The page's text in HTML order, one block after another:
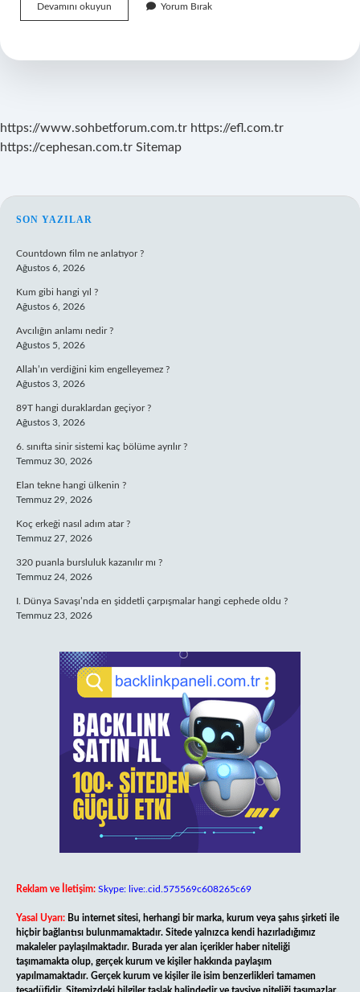
Devamını okuyun
Duvara
Çıta
Yorum Bırak
https://www.sohbetforum.com.tr https://efl.com.tr
https://cephesan.com.tr Sitemap
SIDEBAR
SON YAZILAR
Countdown film ne anlatıyor ?
Ağustos 6, 2026
Kum gibi hangi yıl ?
Ağustos 6, 2026
Avcılığın anlamı nedir ?
Ağustos 5, 2026
Allah’ın verdiğini kim engelleyemez ?
Ağustos 3, 2026
89T hangi duraklardan geçiyor ?
Ağustos 3, 2026
6. sınıfta sinir sistemi kaç bölüme ayrılır ?
Temmuz 30, 2026
Elan tekne hangi ülkenin ?
Temmuz 29, 2026
Koç erkeği nasıl adım atar ?
Temmuz 27, 2026
320 puanla bursluluk kazanılır mı ?
Temmuz 24, 2026
I. Dünya Savaşı’nda en şiddetli çarpışmalar hangi cephede oldu ?
Temmuz 23, 2026
Reklam ve İletişim: Skype: live:.cid.575569c608265c69
Yasal Uyarı: Bu internet sitesi, herhangi bir marka, kurum veya şahıs şirketi ile
hiçbir bağlantısı bulunmamaktadır. Sitede yalnızca kendi hazırladığımız
makaleler paylaşılmaktadır. Burada yer alan içerikler haber niteliği
taşımamakta olup, gerçek kurum ve kişiler hakkında paylaşım
yapılmamaktadır. Gerçek kurum ve kişiler ile isim benzerlikleri tamamen